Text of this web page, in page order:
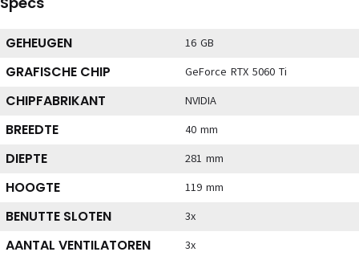
GEHEUGEN 16 GB
GRAFISCHE CHIP GeForce RTX 5060 Ti
CHIPFABRIKANT NVIDIA
BREEDTE 40 mm
DIEPTE 281 mm
HOOGTE 119 mm
BENUTTE SLOTEN 3x
AANTAL VENTILATOREN 3x